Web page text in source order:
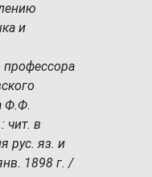
и
профессора
Ф.Ф.
чит. в
рус. яз. и
1898 г. /